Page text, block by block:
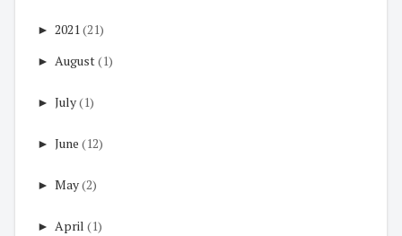
► 2021 (21)
► August(1)
► July(1)
► June (12)
► May(2)
► April (1)